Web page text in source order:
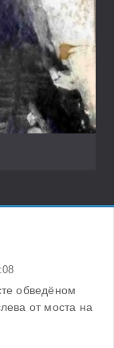
обведёном
от моста на